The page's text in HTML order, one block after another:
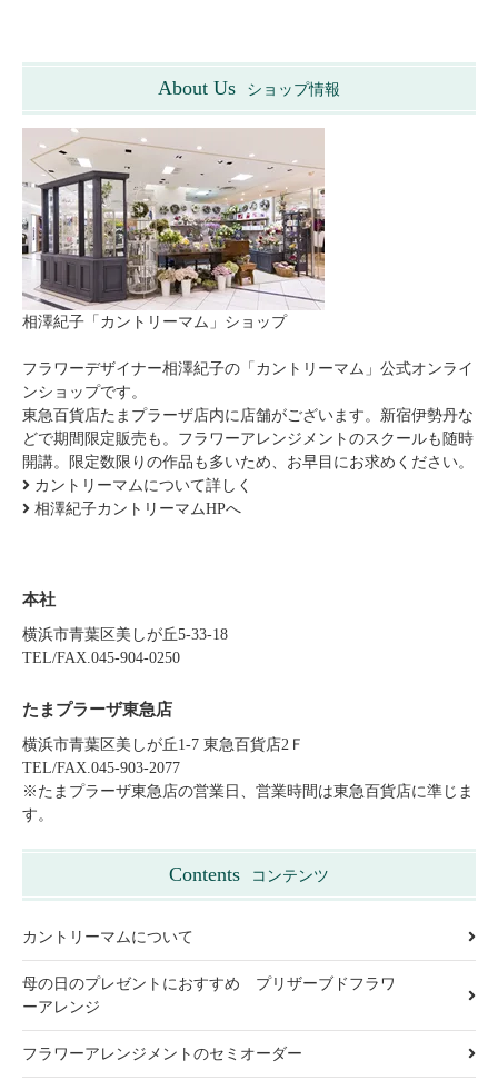
About Us ショップ情報
相澤紀子「カントリーマム」ショップ
フラワーデザイナー相澤紀子の「カントリーマム」公式オンライ
ンショップです。
東急百貨店たまプラーザ店内に店舗がございます。新宿伊勢丹な
どで期間限定販売も。フラワーアレンジメントのスクールも随時
開講。限定数限りの作品も多いため、お早目にお求めください。
カントリーマムについて詳しく
相澤紀子カントリーマムHPへ
本社
横浜市青葉区美しが丘5-33-18
TEL/FAX.045-904-0250
たまプラーザ東急店
横浜市青葉区美しが丘1-7 東急百貨店2Ｆ
TEL/FAX.045-903-2077
※たまプラーザ東急店の営業日、営業時間は東急百貨店に準じま
す。
Contents コンテンツ
カントリーマムについて
母の日のプレゼントにおすすめ プリザーブドフラワ
ーアレンジ
フラワーアレンジメントのセミオーダー